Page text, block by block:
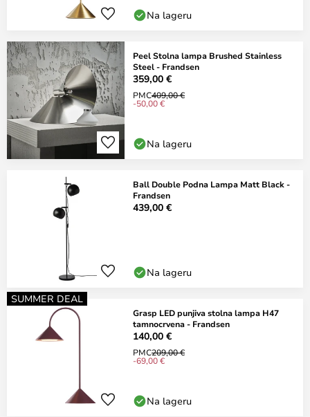
Na lageru
Peel Stolna lampa Brushed Stainless
Steel - Frandsen
359,00 €
PMC409,00 €
-50,00 €
Na lageru
Ball Double Podna Lampa Matt Black -
Frandsen
439,00 €
Na lageru
SUMMER DEAL
Grasp LED punjiva stolna lampa H47
tamnocrvena - Frandsen
140,00 €
PMC209,00 €
-69,00 €
Na lageru